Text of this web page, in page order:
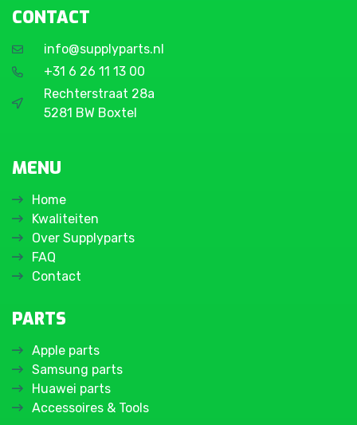
CONTACT
info@supplyparts.nl
+31 6 26 11 13 00
Rechterstraat 28a
5281 BW Boxtel
MENU
Home
Kwaliteiten
Over Supplyparts
FAQ
Contact
PARTS
Apple parts
Samsung parts
Huawei parts
Accessoires & Tools